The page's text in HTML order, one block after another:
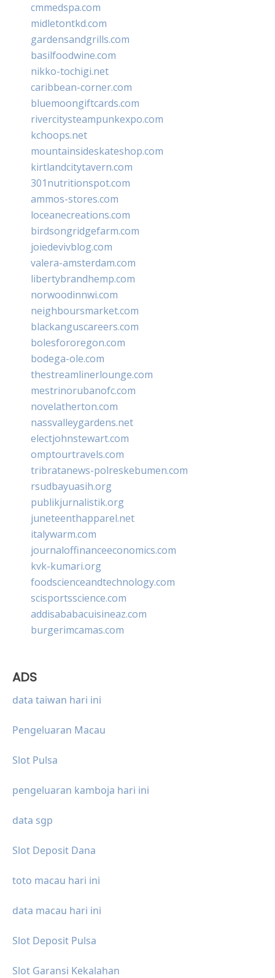
cmmedspa.com
midletontkd.com
gardensandgrills.com
basilfoodwine.com
nikko-tochigi.net
caribbean-corner.com
bluemoongiftcards.com
rivercitysteampunkexpo.com
kchoops.net
mountainsideskateshop.com
kirtlandcitytavern.com
301nutritionspot.com
ammos-stores.com
loceanecreations.com
birdsongridgefarm.com
joiedevivblog.com
valera-amsterdam.com
libertybrandhemp.com
norwoodinnwi.com
neighboursmarket.com
blackanguscareers.com
bolesfororegon.com
bodega-ole.com
thestreamlinerlounge.com
mestrinorubanofc.com
novelatherton.com
nassvalleygardens.net
electjohnstewart.com
omptourtravels.com
tribratanews-polreskebumen.com
rsudbayuasih.org
publikjurnalistik.org
juneteenthapparel.net
italywarm.com
journaloffinanceeconomics.com
kvk-kumari.org
foodscienceandtechnology.com
scisportsscience.com
addisababacuisineaz.com
burgerimcamas.com
ADS
data taiwan hari ini
Pengeluaran Macau
Slot Pulsa
pengeluaran kamboja hari ini
data sgp
Slot Deposit Dana
toto macau hari ini
data macau hari ini
Slot Deposit Pulsa
Slot Garansi Kekalahan